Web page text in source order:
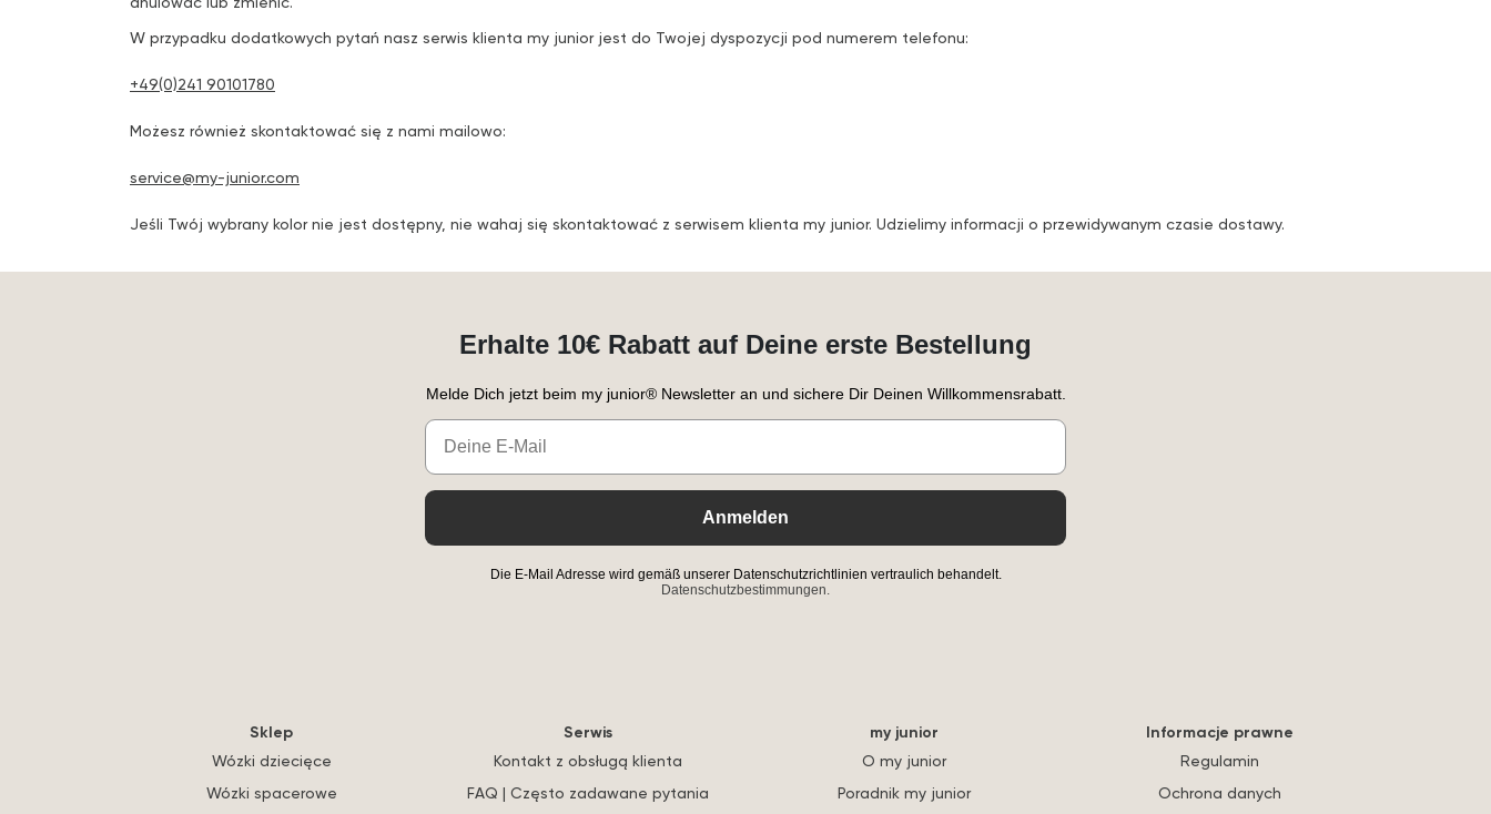
W przypadku dodatkowych pytań nasz serwis klienta my junior jest do Twojej dyspozycji pod numerem telefonu:
+49(0)241 90101780
Możesz również skontaktować się z nami mailowo:
service@my-junior.com
Jeśli Twój wybrany kolor nie jest dostępny, nie wahaj się skontaktować z serwisem klienta my junior. Udzielimy informacji o przewidywanym czasie dostawy.
Erhalte 10€ Rabatt auf Deine erste Bestellung
Melde Dich jetzt beim my junior® Newsletter an und sichere Dir Deinen Willkommensrabatt.
Email
Anmelden
Die E-Mail Adresse wird gemäß unserer Datenschutzrichtlinien vertraulich behandelt.
Datenschutzbestimmungen.
Sklep
Wózki dziecięce
Wózki spacerowe
Serwis
Kontakt z obsługą klienta
FAQ | Często zadawane pytania
my junior
O my junior
Poradnik my junior
Informacje prawne
Regulamin
Ochrona danych